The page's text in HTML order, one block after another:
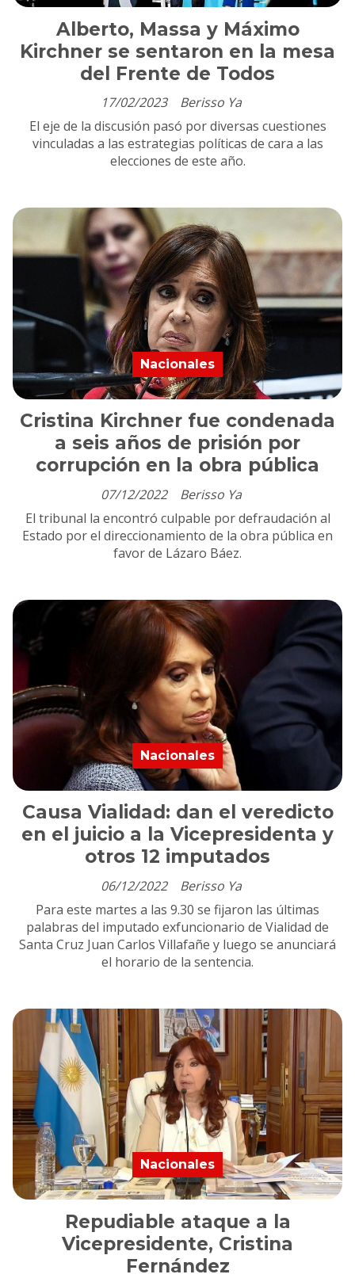
Alberto, Massa y Máximo
Kirchner se sentaron en la mesa
del Frente de Todos
Berisso Ya
17/02/2023
El eje de la discusión pasó por diversas cuestiones
vinculadas a las estrategias políticas de cara a las
elecciones de este año.
Cristina Kirchner fue condenada
a seis años de prisión por
corrupción en la obra pública
Berisso Ya
Nacionales
07/12/2022
El tribunal la encontró culpable por defraudación al
Estado por el direccionamiento de la obra pública en
favor de Lázaro Báez.
Causa Vialidad: dan el veredicto
en el juicio a la Vicepresidenta y
otros 12 imputados
Berisso Ya
Nacionales
06/12/2022
Para este martes a las 9.30 se fijaron las últimas
palabras del imputado exfuncionario de Vialidad de
Santa Cruz Juan Carlos Villafañe y luego se anunciará
el horario de la sentencia.
Repudiable ataque a la
Vicepresidente, Cristina
Fernández
Nacionales